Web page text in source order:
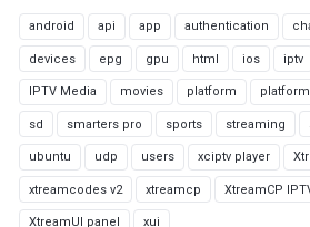
android api app authentication
devices epg gpu html ios iptv
IPTV Media movies platform
sd smarters pro sports streaming
ubuntu udp users xciptv player
xtreamcodes v2 xtreamcp XtreamCP
XtreamUI panel xui